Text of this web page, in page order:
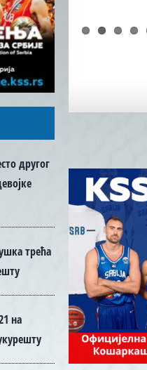
другог
трећа
на